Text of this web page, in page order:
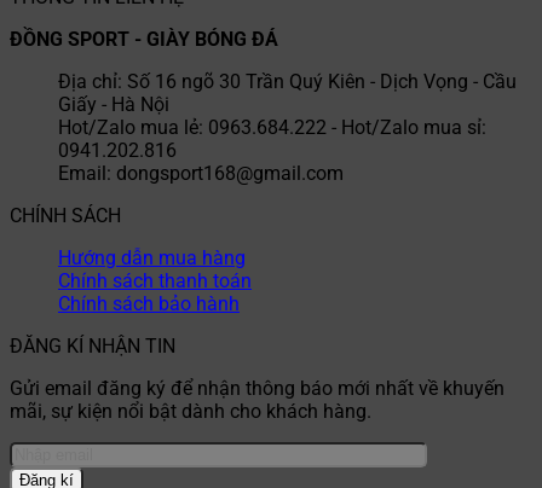
ĐỒNG SPORT - GIÀY BÓNG ĐÁ
Địa chỉ: Số 16 ngõ 30 Trần Quý Kiên - Dịch Vọng - Cầu
Giấy - Hà Nội
Hot/Zalo mua lẻ: 0963.684.222 - Hot/Zalo mua sỉ:
0941.202.816
Email: dongsport168@gmail.com
CHÍNH SÁCH
Hướng dẫn mua hàng
Chính sách thanh toán
Chính sách bảo hành
ĐĂNG KÍ NHẬN TIN
Gửi email đăng ký để nhận thông báo mới nhất về khuyến
mãi, sự kiện nổi bật dành cho khách hàng.